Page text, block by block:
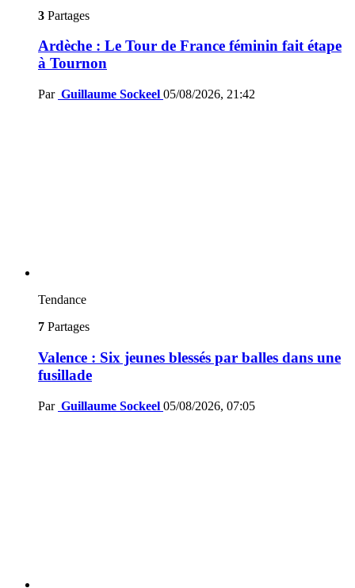
3 Partages
Ardèche : Le Tour de France féminin fait étape
à Tournon
Par Guillaume Sockeel 05/08/2026, 21:42
Tendance
7 Partages
Valence : Six jeunes blessés par balles dans une
fusillade
Par Guillaume Sockeel 05/08/2026, 07:05